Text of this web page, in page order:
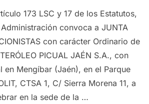
173 LSC y 17 de los Estatutos,
convoca a JUNTA
con carácter Ordinario de
PICUAL JAÉN S.A., con
en Mengíbar (Jaén), en el Parque
CTSA 1, C/ Sierra Morena 11, a
en la sede de la …